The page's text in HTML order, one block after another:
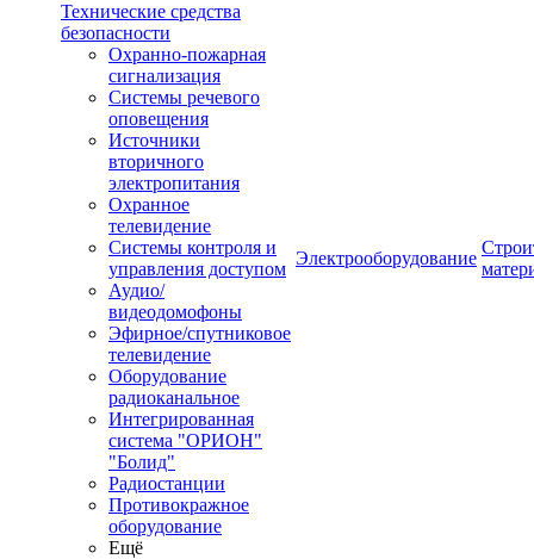
Технические средства
безопасности
Охранно-пожарная
сигнализация
Системы речевого
оповещения
Источники
вторичного
электропитания
Охранное
телевидение
Системы контроля и
управления доступом
Аудио/
видеодомофоны
Эфирное/спутниковое
телевидение
Оборудование
радиоканальное
Интегрированная
система "ОРИОН"
"Болид"
Радиостанции
Противокражное
оборудование
Ещё
Электрооборудование